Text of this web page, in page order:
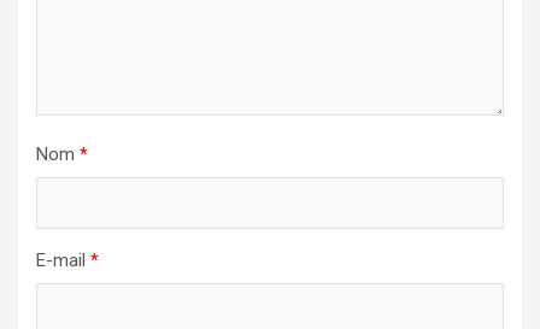
Nom *
E-mail *